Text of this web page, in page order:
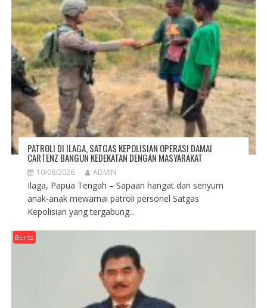
PATROLI DI ILAGA, SATGAS KEPOLISIAN OPERASI DAMAI
CARTENZ BANGUN KEDEKATAN DENGAN MASYARAKAT
10/08/2026 ADMIN
Ilaga, Papua Tengah – Sapaan hangat dan senyum
anak-anak mewarnai patroli personel Satgas
Kepolisian yang tergabung...
Berita